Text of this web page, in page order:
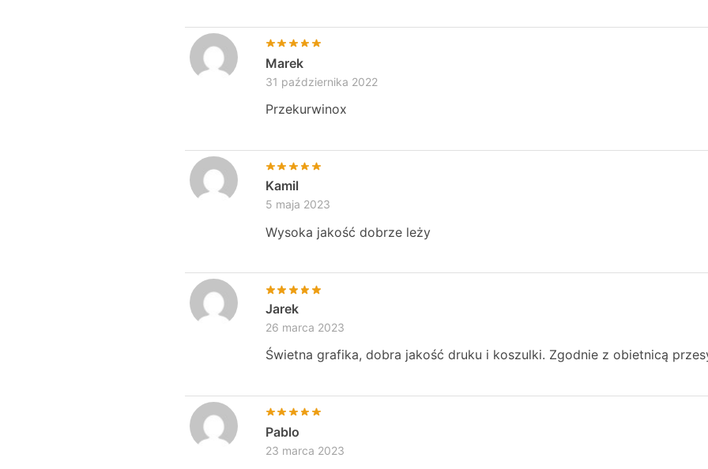
Marek
31 października 2022
Przekurwinox
Kamil
5 maja 2023
Wysoka jakość dobrze leży
Jarek
26 marca 2023
Świetna grafika, dobra jakość druku i koszulki. Zgodnie z obietnicą
Pablo
23 marca 2023